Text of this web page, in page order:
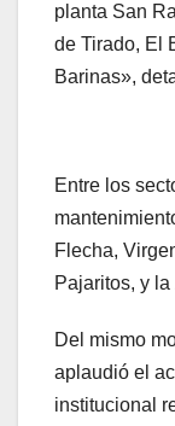
planta San
de Tirado, El
Barinas»,
Entre los
Flecha,
Pajaritos, y
Del mismo
aplaudió el
institucional